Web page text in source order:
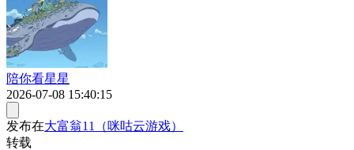
陪你看星星
2026-07-08 15:40:15
发布在大富翁11（咪咕云游戏）
转载